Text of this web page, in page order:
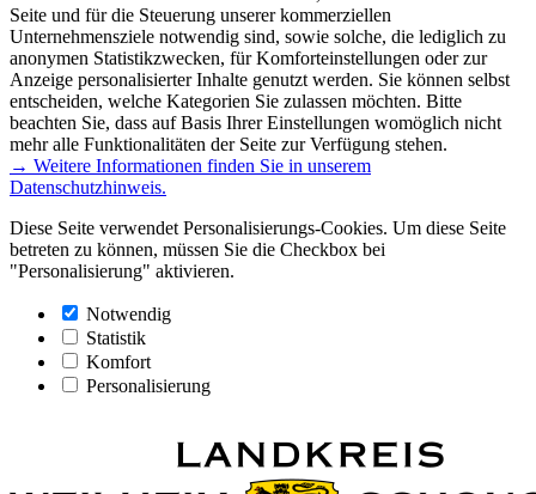
Seite und für die Steuerung unserer kommerziellen
Unternehmensziele notwendig sind, sowie solche, die lediglich zu
anonymen Statistikzwecken, für Komforteinstellungen oder zur
Anzeige personalisierter Inhalte genutzt werden. Sie können selbst
entscheiden, welche Kategorien Sie zulassen möchten. Bitte
beachten Sie, dass auf Basis Ihrer Einstellungen womöglich nicht
mehr alle Funktionalitäten der Seite zur Verfügung stehen.
→ Weitere Informationen finden Sie in unserem
Datenschutzhinweis.
Diese Seite verwendet Personalisierungs-Cookies. Um diese Seite
betreten zu können, müssen Sie die Checkbox bei
"Personalisierung" aktivieren.
Notwendig
Statistik
Komfort
Personalisierung